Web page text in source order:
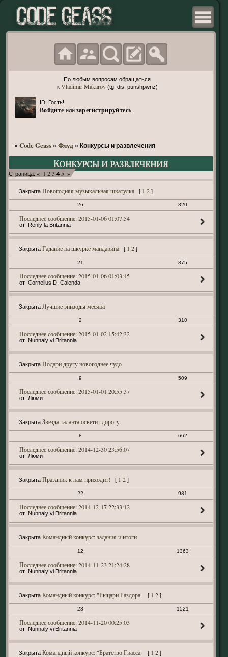
По любым вопросам обращаться
к Vladimir Makarov(tg, dis: punshpwnz)
ID: Гость!
Войдите или зарегистрируйтесь
» Code Geass » Флуд » Конкурсы и развлечения
Конкурсы и развлечения
Страница: « 1 2 3 4 5 »
Закрыта Новогодняя музыкальная шкатулка [ 1 2 ]
26 820
2015-01-06 01:07:54
Renly la Britannia
Закрыта Гадание на шкурке мандарина [ 1 2 ]
21 875
2015-01-06 01:03:45
Cornelius D. Calenda
Закрыта Лучшие эпизоды месяца
2 310
2015-01-02 15:42:32
Nunnaly vi Britannia
Закрыта Подари другу новогоднее чудо
9 509
2015-01-01 20:55:37
Люми
Закрыта Звезда таланта осветит дорогу
8 662
2014-12-30 23:56:07
Люми
Закрыта Праздник к нам приходит! [ 1 2 ]
22 981
2014-12-17 22:33:12
Nunnaly vi Britannia
Закрыта Командный конкурс: задания и итоги
12 1363
2014-11-23 21:24:28
Nunnaly vi Britannia
Закрыта Командный конкурс: "Рыцари Раздора" [ 1 2 ]
28 1521
2014-11-20 00:25:03
Nunnaly vi Britannia
Закрыта Командный конкурс: "Братство Гиасса" [ 1 2 ]